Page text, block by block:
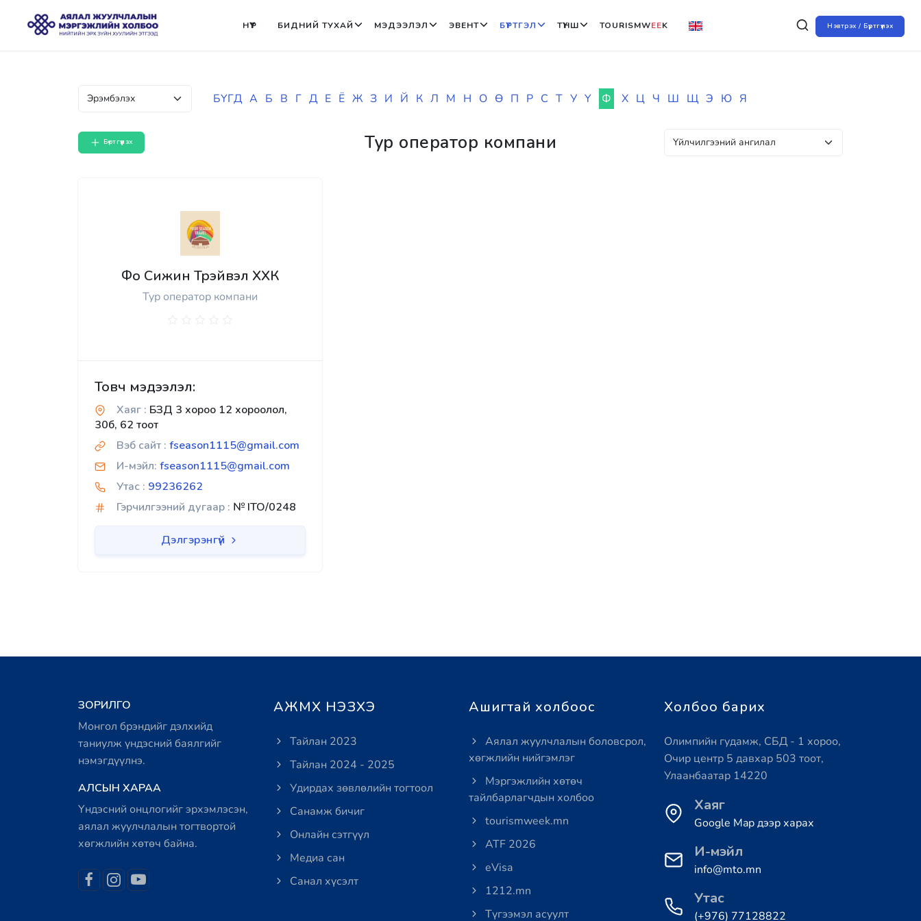
Нэвтрэх / Бүртгүүлэх
НҮҮР БИДНИЙ ТУХАЙ МЭДЭЭЛЭЛ ЭВЕНТ БҮРТГЭЛ ТҮНШ TOURISMWEEK
БҮГД А Б В Г Д Е Ё Ж З И Й К Л М Н О Ө П Р С Т У Ү Ф Х Ц Ч Ш Щ Э Ю Я
Бүртгүүлэх Тур оператор компани
Фо Сижин Трэйвэл ХХК
Тур оператор компани
Товч мэдээлэл:
Хаяг : БЗД 3 хороо 12 хороолол,
30б, 62 тоот
Вэб сайт : fseason1115@gmail.com
И-мэйл: fseason1115@gmail.com
Утас : 99236262
Гэрчилгээний дугаар : № ITO/0248
Дэлгэрэнгүй
ЗОРИЛГО
Монгол брэндийг дэлхийд
таниулж үндэсний баялгийг
нэмэгдүүлнэ.
АЛСЫН ХАРАА
Үндэсний онцлогийг эрхэмлэсэн,
аялал жуулчлалын тогтвортой
хөгжлийн хөтөч байна.
АЖМХ НЭЗХЭ
Тайлан 2023
Тайлан 2024 - 2025
Удирдах зөвлөлийн тогтоол
Санамж бичиг
Онлайн сэтгүүл
Медиа сан
Санал хүсэлт
Ашигтай холбоос
Аялал жуулчлалын боловсрол,
хөгжлийн нийгэмлэг
Мэргэжлийн хөтөч
тайлбарлагчдын холбоо
tourismweek.mn
ATF 2026
eVisa
1212.mn
Түгээмэл асуулт
Холбоо барих
Олимпийн гудамж, СБД - 1 хороо,
Очир центр 5 давхар 503 тоот,
Улаанбаатар 14220
Хаяг
Google Map дээр харах
И-мэйл
info@mto.mn
Утас
(+976) 77128822